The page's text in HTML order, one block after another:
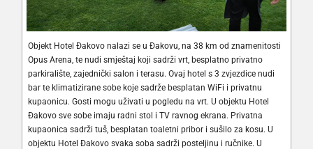
Objekt Hotel Đakovo nalazi se u Đakovu, na 38 km od znamenitosti
Opus Arena, te nudi smještaj koji sadrži vrt, besplatno privatno
parkiralište, zajednički salon i terasu. Ovaj hotel s 3 zvjezdice nudi
bar te klimatizirane sobe koje sadrže besplatan WiFi i privatnu
kupaonicu. Gosti mogu uživati u pogledu na vrt. U objektu Hotel
Đakovo sve sobe imaju radni stol i TV ravnog ekrana. Privatna
kupaonica sadrži tuš, besplatan toaletni pribor i sušilo za kosu. U
objektu Hotel Đakovo svaka soba sadrži posteljinu i ručnike. U